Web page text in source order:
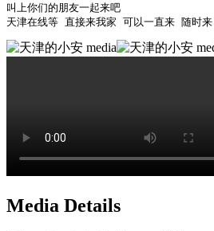
叫上你们的朋友一起来吧
天津在线等 直接来我家 可以一直来 随时来
Media Details